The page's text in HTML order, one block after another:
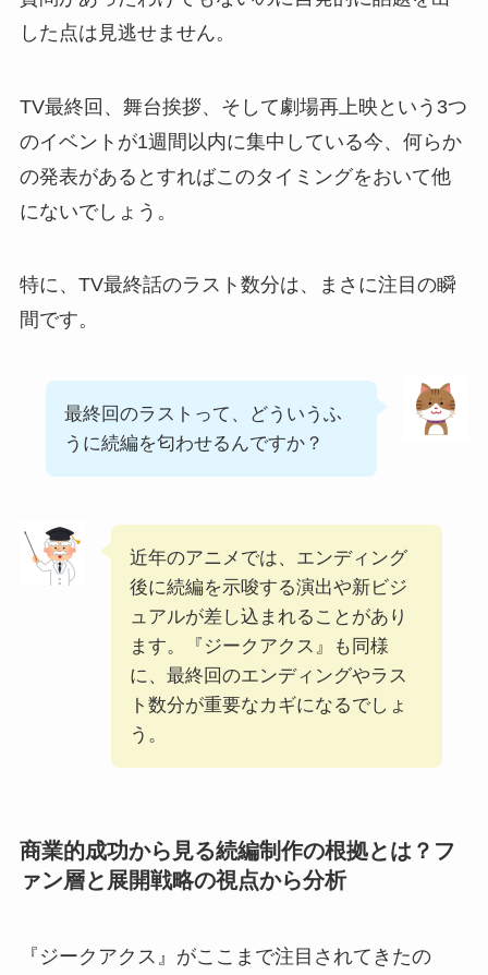
した点は見逃せません。
TV最終回、舞台挨拶、そして劇場再上映という3つ
のイベントが1週間以内に集中している今、何らか
の発表があるとすればこのタイミングをおいて他
にないでしょう。
特に、TV最終話のラスト数分は、まさに注目の瞬
間です。
最終回のラストって、どういうふ
うに続編を匂わせるんですか？
近年のアニメでは、エンディング
後に続編を示唆する演出や新ビジ
ュアルが差し込まれることがあり
ます。『ジークアクス』も同様
に、最終回のエンディングやラス
ト数分が重要なカギになるでしょ
う。
商業的成功から見る続編制作の根拠とは？フ
ァン層と展開戦略の視点から分析
『ジークアクス』がここまで注目されてきたの